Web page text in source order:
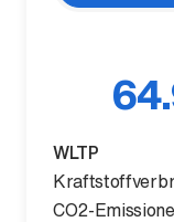
WLTP
CO2-